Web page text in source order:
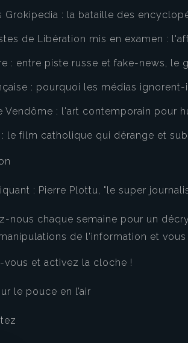
Grokipedia : la bataille des
de Libération mis en examen :
: entre piste russe et fake-news, le
: pourquoi les médias
Vendôme : l'art contemporain pour
le film catholique qui dérange et
: Pierre Plottu, "le super
nous chaque semaine pour un
de l'information et
vous et activez la cloche !
le pouce en l’air